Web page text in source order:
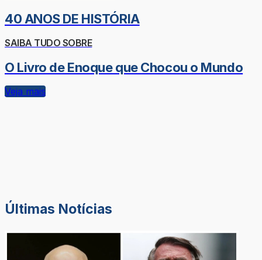
40 ANOS DE HISTÓRIA
SAIBA TUDO SOBRE
O Livro de Enoque que Chocou o Mundo
Veja mais
Últimas Notícias